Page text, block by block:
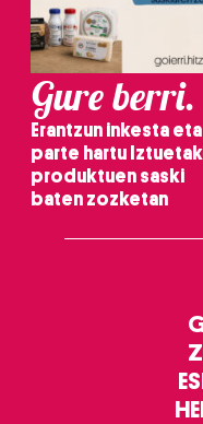
Gure berri.
Erantzun inkesta eta
parte hartu
produktuen saski
baten zozketan